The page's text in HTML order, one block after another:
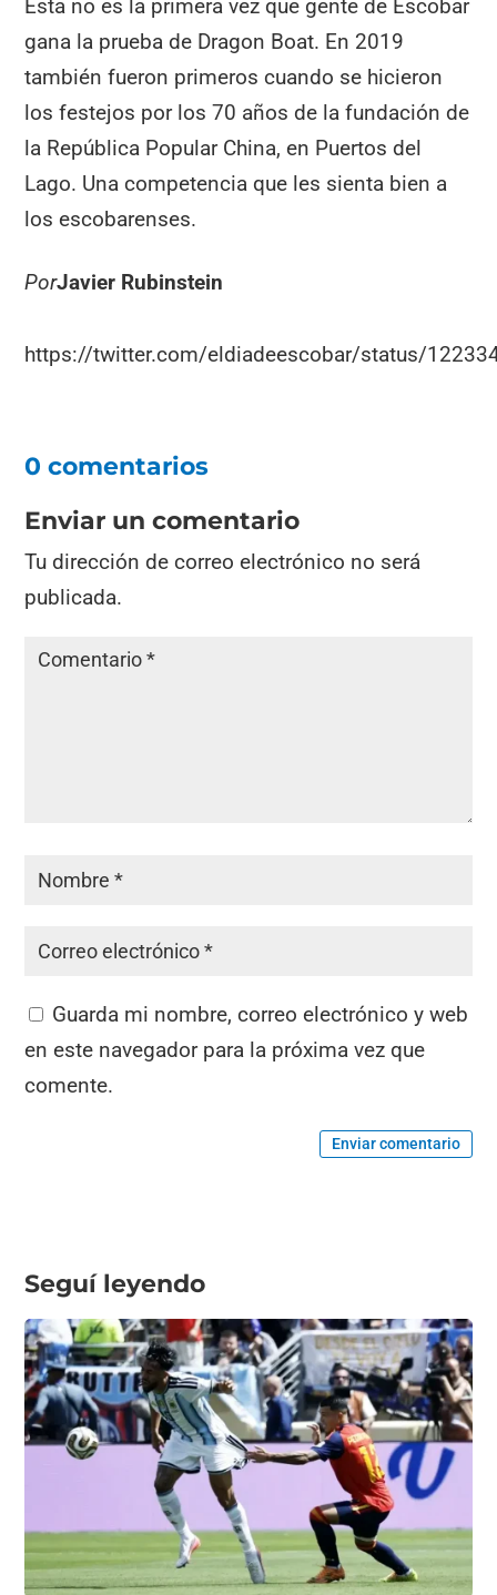
Esta no es la primera vez que gente de Escobar
gana la prueba de Dragon Boat. En 2019
también fueron primeros cuando se hicieron
los festejos por los 70 años de la fundación de
la República Popular China, en Puertos del
Lago. Una competencia que les sienta bien a
los escobarenses.
PorJavier Rubinstein
https://twitter.com/eldiadeescobar/status/
0 comentarios
Enviar un comentario
Tu dirección de correo electrónico no será
publicada.
Guarda mi nombre, correo electrónico y web
en este navegador para la próxima vez que
comente.
Enviar comentario
Seguí leyendo